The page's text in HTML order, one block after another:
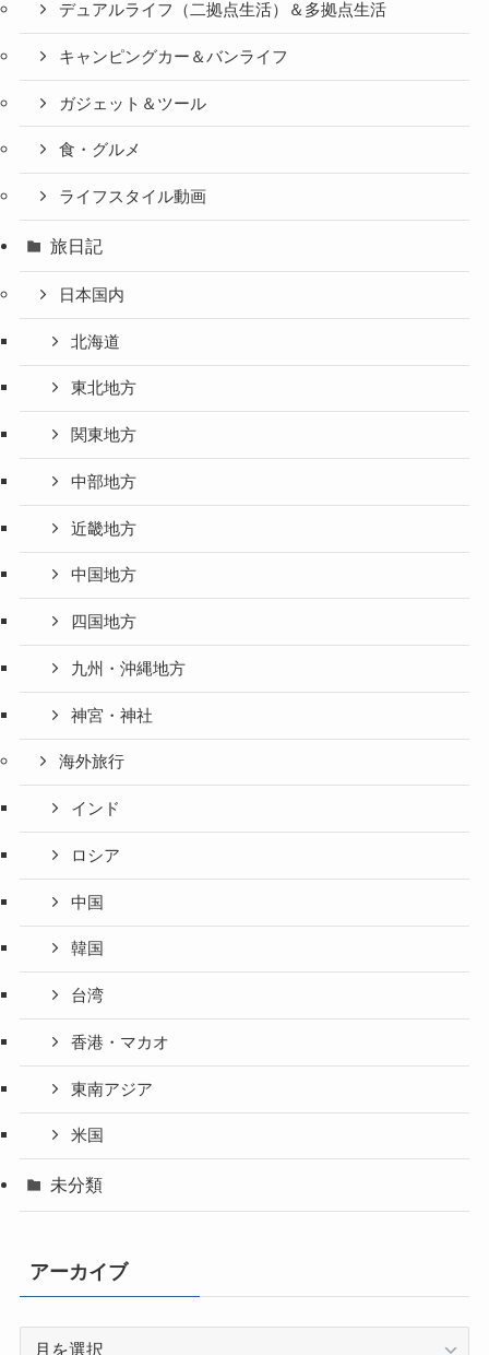
デュアルライフ（二拠点生活）＆多拠点生活
キャンピングカー＆バンライフ
ガジェット＆ツール
食・グルメ
ライフスタイル動画
旅日記
日本国内
北海道
東北地方
関東地方
中部地方
近畿地方
中国地方
四国地方
九州・沖縄地方
神宮・神社
海外旅行
インド
ロシア
中国
韓国
台湾
香港・マカオ
東南アジア
米国
未分類
アーカイブ